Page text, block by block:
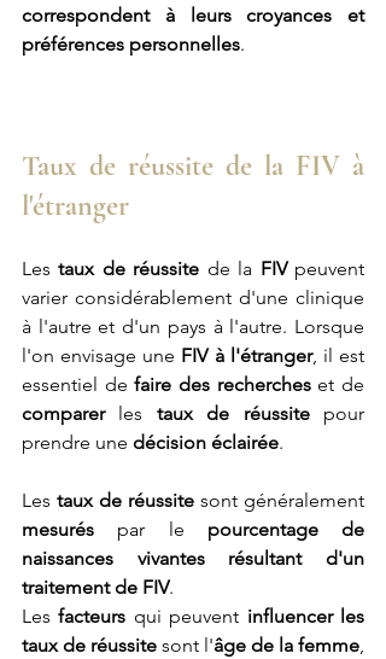
correspondent à leurs croyances et
préférences personnelles.
Taux de réussite de la FIV à
l'étranger
Les taux de réussite de la FIV peuvent
varier considérablement d'une clinique
à l'autre et d'un pays à l'autre. Lorsque
l'on envisage une FIV à l'étranger, il est
essentiel de faire des recherches
comparer les taux de réussite pour
prendre une décision éclairée.
Les taux de réussite
mesurés par le pourcentage de
naissances vivantes résultant d'un
traitement de FIV.
Les facteurs qui peuvent influencer les
taux de réussite sont l'âge de la femme,